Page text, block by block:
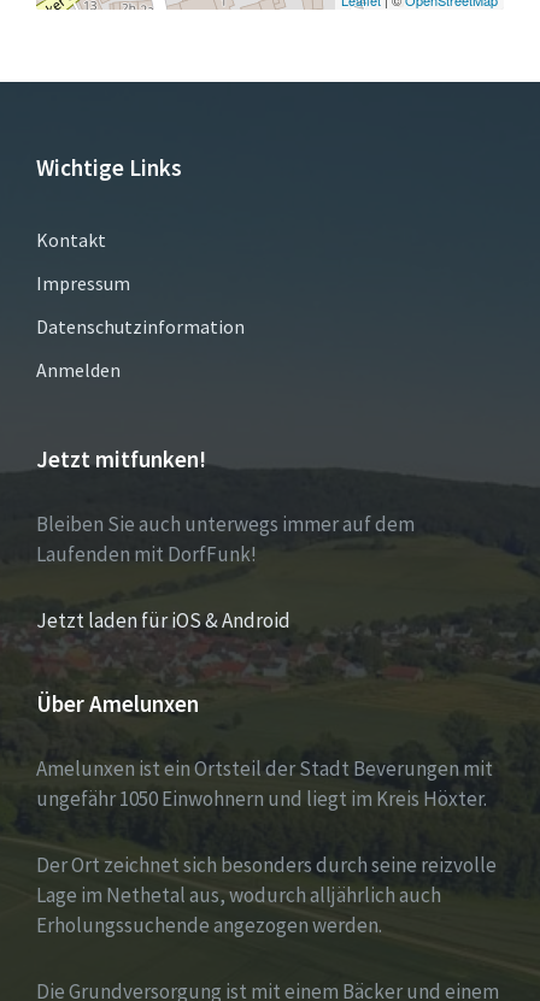
Wichtige Links
Kontakt
Impressum
Datenschutzinformation
Anmelden
Jetzt mitfunken!
Bleiben Sie auch unterwegs immer auf dem
Laufenden mit DorfFunk!
Jetzt laden für iOS & Android
Über Amelunxen
Amelunxen ist ein Ortsteil der Stadt Beverungen mit
ungefähr 1050 Einwohnern und liegt im Kreis Höxter.
Der Ort zeichnet sich besonders durch seine reizvolle
Lage im Nethetal aus, wodurch alljährlich auch
Erholungssuchende angezogen werden.
Die Grundversorgung ist mit einem Bäcker und einem